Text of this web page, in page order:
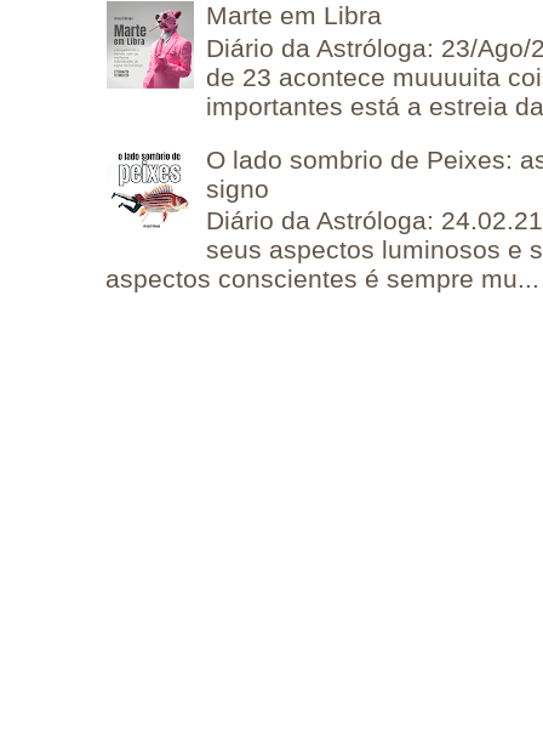
Marte em Libra
Diário da Astróloga: 23/
de 23 acontece muuuuita
importantes está a estreia
O lado sombrio de Peixes:
signo
Diário da Astróloga:
seus aspectos luminosos e
aspectos conscientes é sempre mu...